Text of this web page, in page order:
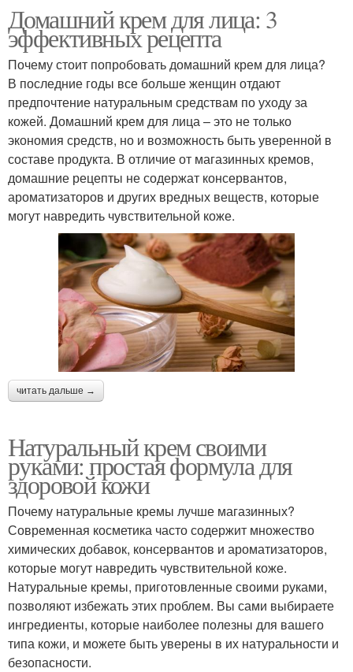
Домашний крем для лица: 3
эффективных рецепта
Почему стоит попробовать домашний крем для лица?
В последние годы все больше женщин отдают
предпочтение натуральным средствам по уходу за
кожей. Домашний крем для лица – это не только
экономия средств, но и возможность быть уверенной в
составе продукта. В отличие от магазинных кремов,
домашние рецепты не содержат консервантов,
ароматизаторов и других вредных веществ, которые
могут навредить чувствительной коже.
читать дальше →
Натуральный крем своими
руками: простая формула для
здоровой кожи
Почему натуральные кремы лучше магазинных?
Современная косметика часто содержит множество
химических добавок, консервантов и ароматизаторов,
которые могут навредить чувствительной коже.
Натуральные кремы, приготовленные своими руками,
позволяют избежать этих проблем. Вы сами выбираете
ингредиенты, которые наиболее полезны для вашего
типа кожи, и можете быть уверены в их натуральности и
безопасности.